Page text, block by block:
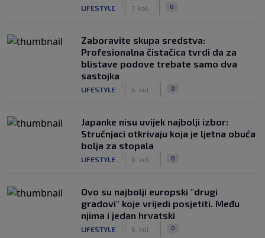
LIFESTYLE 7. kol. 0
Zaboravite skupa sredstva:
Profesionalna čistačica tvrdi da za
blistave podove trebate samo dva
sastojka
LIFESTYLE 6. kol. 0
Japanke nisu uvijek najbolji izbor:
Stručnjaci otkrivaju koja je ljetna obuća
bolja za stopala
LIFESTYLE 6. kol. 0
Ovo su najbolji europski "drugi
gradovi" koje vrijedi posjetiti. Među
njima i jedan hrvatski
LIFESTYLE 6. kol. 0